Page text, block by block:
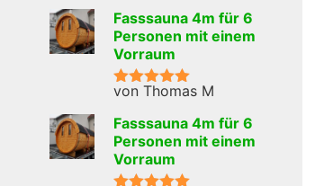
Fasssauna 4m für 6
Personen mit einem
Vorraum
Bewertet mit
von Thomas M
Fasssauna 4m für 6
Personen mit einem
Vorraum